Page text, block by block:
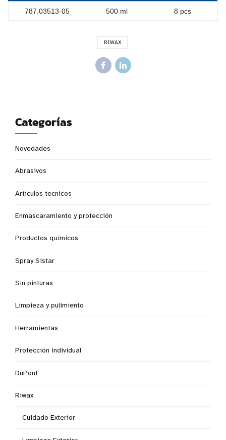
787.03513-05 500 ml 8 pcs
RIWAX
Categorías
Novedades
Abrasivos
Articulos tecnicos
Enmascaramiento y protección
Productos químicos
Spray Sistar
Sin pinturas
Limpieza y pulimiento
Herramientas
Protección individual
DuPont
Riwax
Cuidado Exterior